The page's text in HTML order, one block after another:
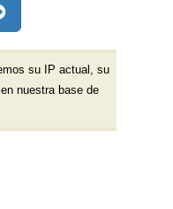
su IP actual, su
nuestra base de